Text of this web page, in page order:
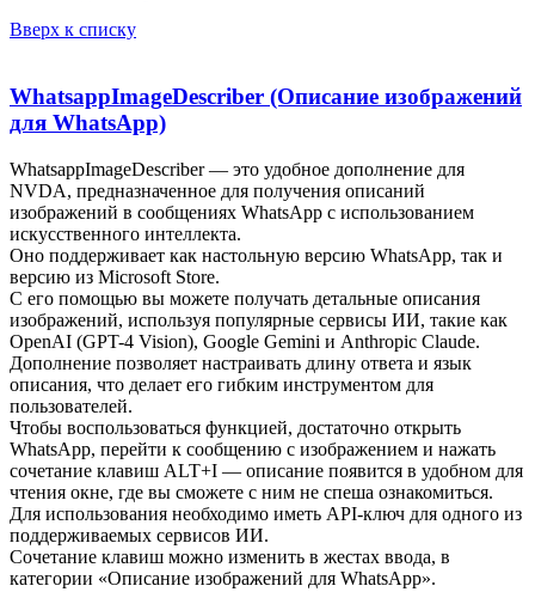
Вверх к списку
WhatsappImageDescriber (Описание изображений
для WhatsApp)
WhatsappImageDescriber — это удобное дополнение для
NVDA, предназначенное для получения описаний
изображений в сообщениях WhatsApp с использованием
искусственного интеллекта.
Оно поддерживает как настольную версию WhatsApp, так и
версию из Microsoft Store.
С его помощью вы можете получать детальные описания
изображений, используя популярные сервисы ИИ, такие как
OpenAI (GPT-4 Vision), Google Gemini и Anthropic Claude.
Дополнение позволяет настраивать длину ответа и язык
описания, что делает его гибким инструментом для
пользователей.
Чтобы воспользоваться функцией, достаточно открыть
WhatsApp, перейти к сообщению с изображением и нажать
сочетание клавиш ALT+I — описание появится в удобном для
чтения окне, где вы сможете с ним не спеша ознакомиться.
Для использования необходимо иметь API-ключ для одного из
поддерживаемых сервисов ИИ.
Сочетание клавиш можно изменить в жестах ввода, в
категории «Описание изображений для WhatsApp».